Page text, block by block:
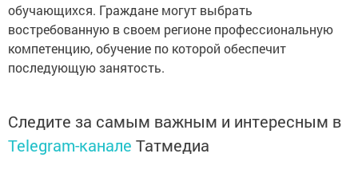
обучающихся. Граждане могут выбрать
востребованную в своем регионе профессиональную
компетенцию, обучение по которой обеспечит
последующую занятость.
Следите за самым важным и интересным в
Telegram-канале Татмедиа